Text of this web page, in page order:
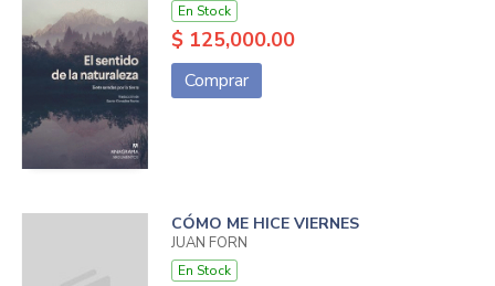
En Stock
$ 125,000.00
Comprar
CÓMO ME HICE VIERNES
JUAN FORN
En Stock